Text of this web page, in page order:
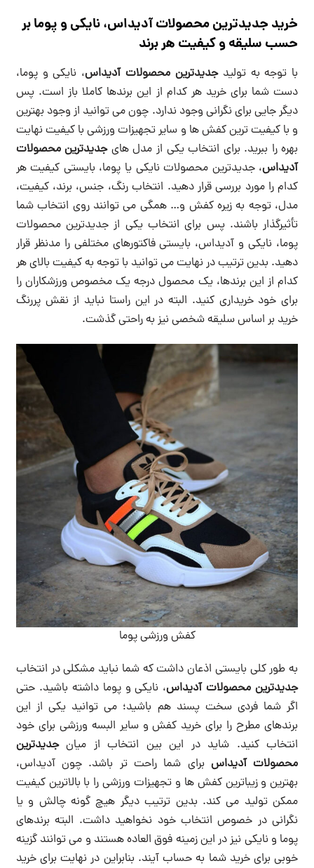
خرید جدیدترین محصولات آدیداس، نایکی و پوما بر
حسب سلیقه و کیفیت هر برند
با توجه به تولیدجدیدترین محصولات آدیداس، نایکی و پوما،
دست شما برای خرید هر کدام از این برندها کاملا باز است. پس
دیگر جایی برای نگرانی وجود ندارد. چون می توانید از وجود بهترین
و با کیفیت ترین کفش ها و سایر تجهیزات ورزشی با کیفیت نهایت
بهره را ببرید. برای انتخاب یکی از مدل هایجدیدترین محصولات
آدیداس، جدیدترین محصولات نایکی یا پوما، بایستی کیفیت هر
کدام را مورد بررسی قرار دهید. انتخاب رنگ، جنس، برند، کیفیت،
مدل، توجه به زیره کفش و… همگی می توانند روی انتخاب شما
تأثیرگذار باشند. پس برای انتخاب یکی از جدیدترین محصولات
پوما، نایکی و آدیداس، بایستی فاکتورهای مختلفی را مدنظر قرار
دهید. بدین ترتیب در نهایت می توانید با توجه به کیفیت بالای هر
کدام از این برندها، یک محصول درجه یک مخصوص ورزشکاران را
برای خود خریداری کنید. البته در این راستا نباید از نقش پررنگ
خرید بر اساس سلیقه شخصی نیز به راحتی گذشت.
کفش ورزشی پوما
به طور کلی بایستی اذعان داشت که شما نباید مشکلی در انتخاب
جدیدترین محصولات آدیداس، نایکی و پوما داشته باشید. حتی
اگر شما فردی سخت پسند هم باشید؛ می توانید یکی از این
برندهای مطرح را برای خرید کفش و سایر البسه ورزشی برای خود
انتخاب کنید. شاید در این بین انتخاب از میانجدیدترین
محصولات آدیداس برای شما راحت تر باشد. چون آدیداس،
بهترین و زیباترین کفش ها و تجهیزات ورزشی را با بالاترین کیفیت
ممکن تولید می کند. بدین ترتیب دیگر هیچ گونه چالش و یا
نگرانی در خصوص انتخاب خود نخواهید داشت. البته برندهای
پوما و نایکی نیز در این زمینه فوق العاده هستند و می توانند گزینه
خوبی برای خرید شما به حساب آیند. بنابراین در نهایت برای خرید